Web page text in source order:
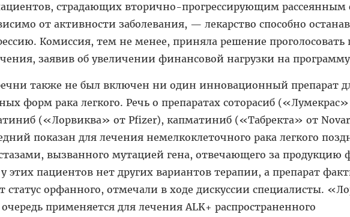
страдающих вторично-прогрессирующим рассеянным
от активности заболевания, — лекарство способно
Комиссия, тем не менее, приняла решение проголосовать
заявив об увеличении финансовой нагрузки на
также не был включен ни один инновационный препарат
форм рака легкого. Речь о препаратах соторасиб
(«Лорвиква» от Pfizer), капматиниб («Табректа» от
показан для лечения немелкоклеточного рака легкого
вызванного мутацией гена, отвечающего за продукцию
у этих пациентов нет других вариантов терапии, а препарат
статус орфанного, отмечали в ходе дискуссии специалисты.
применяется для лечения ALK+ распространенного